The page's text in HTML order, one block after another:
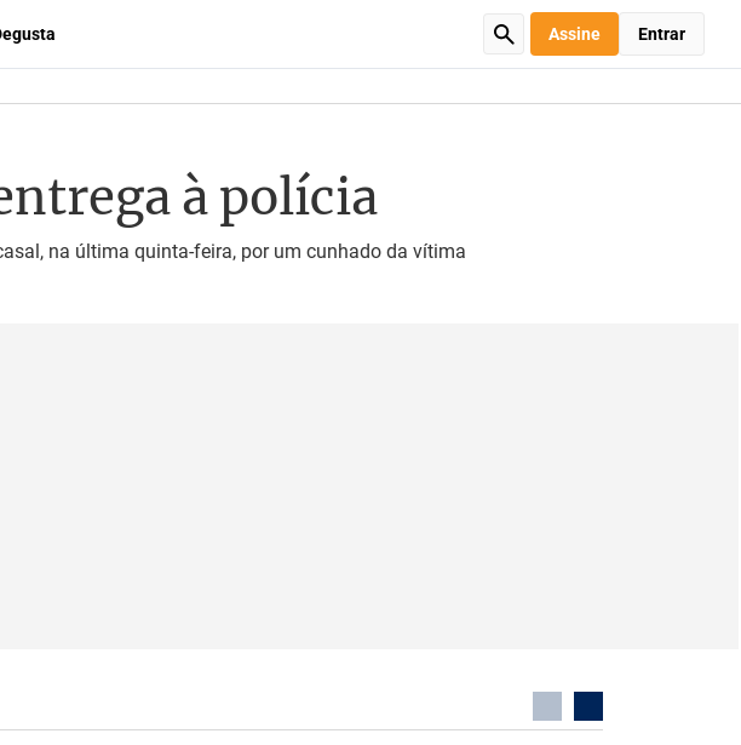
Assine Entrar
à polícia
na última quinta-feira, por um cunhado da vítima